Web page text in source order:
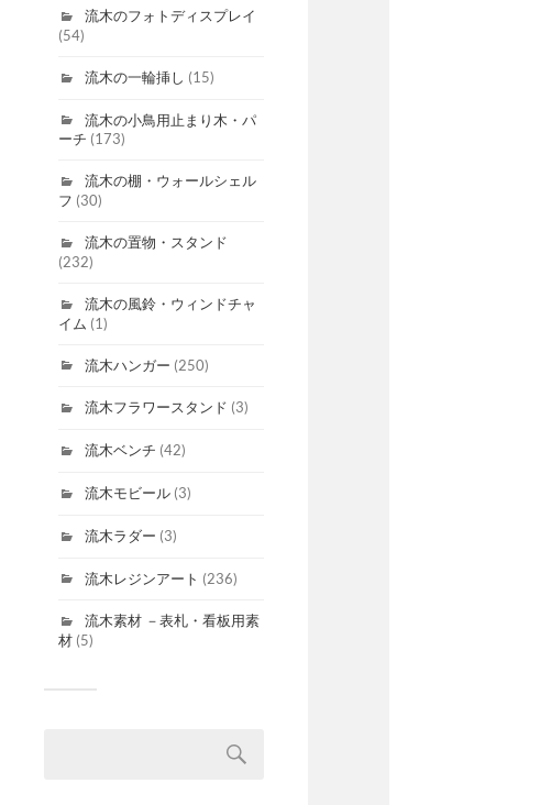
流木のフォトディスプレイ
(54)
流木の一輪挿し (15)
流木の小鳥用止まり木・パ
ーチ (173)
流木の棚・ウォールシェル
フ (30)
流木の置物・スタンド
(232)
流木の風鈴・ウィンドチャ
イム (1)
流木ハンガー (250)
流木フラワースタンド (3)
流木ベンチ (42)
流木モビール(3)
流木ラダー (3)
流木レジンアート (236)
流木素材 －表札・看板用素
材(5)